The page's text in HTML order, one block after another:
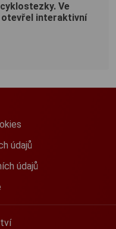
Ve
otevřel interaktivní
údajů
údajů